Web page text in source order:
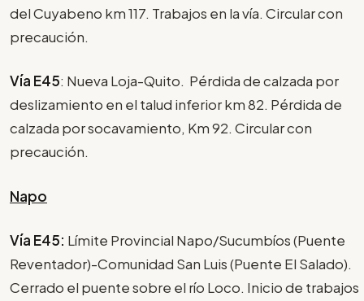
del Cuyabeno km 117. Trabajos en la vía. Circular con
precaución.
Vía E45: Nueva Loja-Quito. Pérdida de calzada por
deslizamiento en el talud inferior km 82. Pérdida de
calzada por socavamiento, Km 92. Circular con
precaución.
Napo
Vía E45: Límite Provincial Napo/Sucumbíos (Puente
Reventador)-Comunidad San Luis (Puente El Salado).
Cerrado el puente sobre el río Loco. Inicio de trabajos